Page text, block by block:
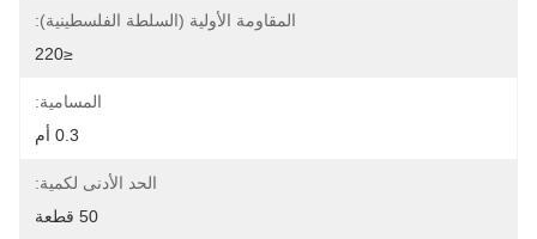
المقاومة الأولية (السلطة الفلسطينية):
≤220
المسامية:
0.3 أم
الحد الأدنى لكمية:
50 قطعة